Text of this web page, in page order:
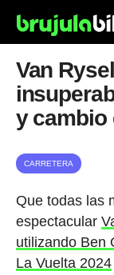
Van
y cambio
CARRETERA
Que todas las
espectacular
utilizando Ben
La Vuelta 2024